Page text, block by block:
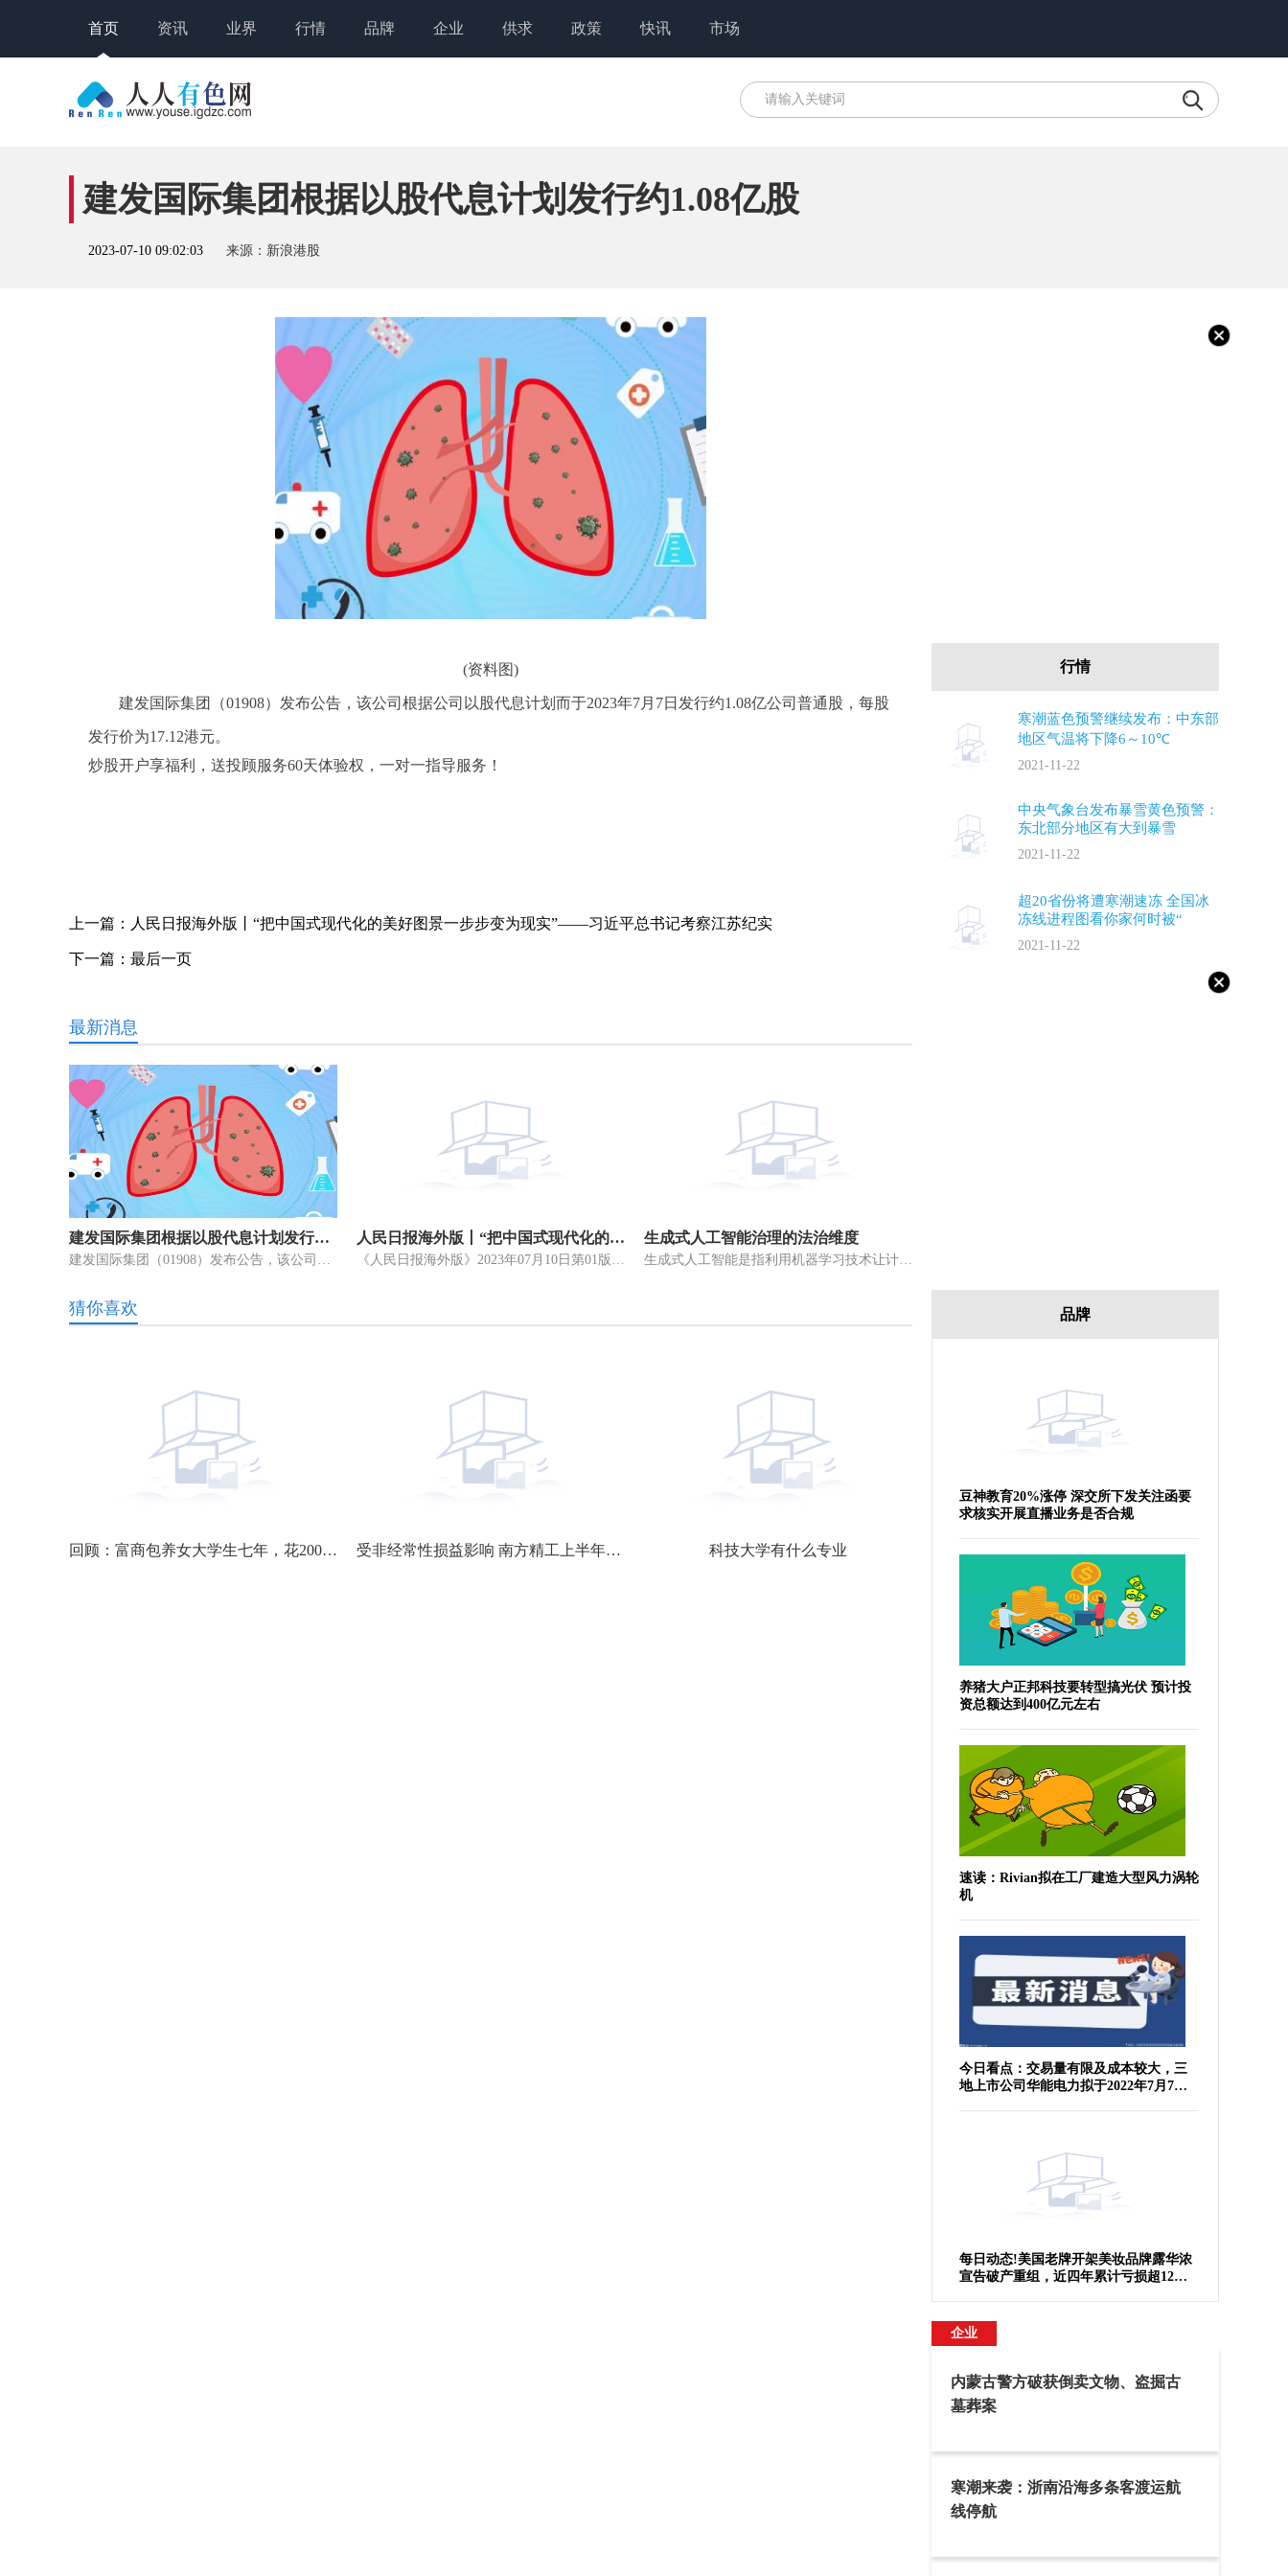
首页 资讯 业界 行情 品牌 企业 供求 政策 快讯 市场
建发国际集团根据以股代息计划发行约1.08亿股
2023-07-10 09:02:03 来源：新浪港股
(资料图)
建发国际集团（01908）发布公告，该公司根据公司以股代息计划而于2023年7月7日发行约1.08亿公司普通股，每股
发行价为17.12港元。
炒股开户享福利，送投顾服务60天体验权，一对一指导服务！
上一篇： 人民日报海外版丨“把中国式现代化的美好图景一步步变为现实”——习近平总书记考察江苏纪实
下一篇： 最后一页
最新消息
建发国际集团根据以股代息计划发行约1.08亿股
建发国际集团（01908）发布公告，该公司根据公司以股代息计划而于2023
人民日报海外版丨“把中国式现代化的美好图景一步步变为现实”——习近平总书记考察江苏纪实
《人民日报海外版》2023年07月10日第01版版面截图原标题：“把中国式现
生成式人工智能治理的法治维度
生成式人工智能是指利用机器学习技术让计算机自动生成不同模态数据和信
猜你喜欢
回顾：富商包养女大学生七年，花2000万生仨娃，发现没有一个自己的 受非经常性损益影响 南方精工上半年预亏850万元至1550万元 科技大学有什么专业
行情
寒潮蓝色预警继续发布：中东部
地区气温将下降6～10℃
2021-11-22
中央气象台发布暴雪黄色预警：
东北部分地区有大到暴雪
2021-11-22
超20省份将遭寒潮速冻 全国冰
冻线进程图看你家何时被“
2021-11-22
品牌
豆神教育20%涨停 深交所下发关注函要
求核实开展直播业务是否合规
养猪大户正邦科技要转型搞光伏 预计投
资总额达到400亿元左右
速读：Rivian拟在工厂建造大型风力涡轮
机
今日看点：交易量有限及成本较大，三
地上市公司华能电力拟于2022年7月7日
每日动态!美国老牌开架美妆品牌露华浓
宣告破产重组，近四年累计亏损超12亿
企业
内蒙古警方破获倒卖文物、盗掘古
墓葬案
寒潮来袭：浙南沿海多条客渡运航
线停航